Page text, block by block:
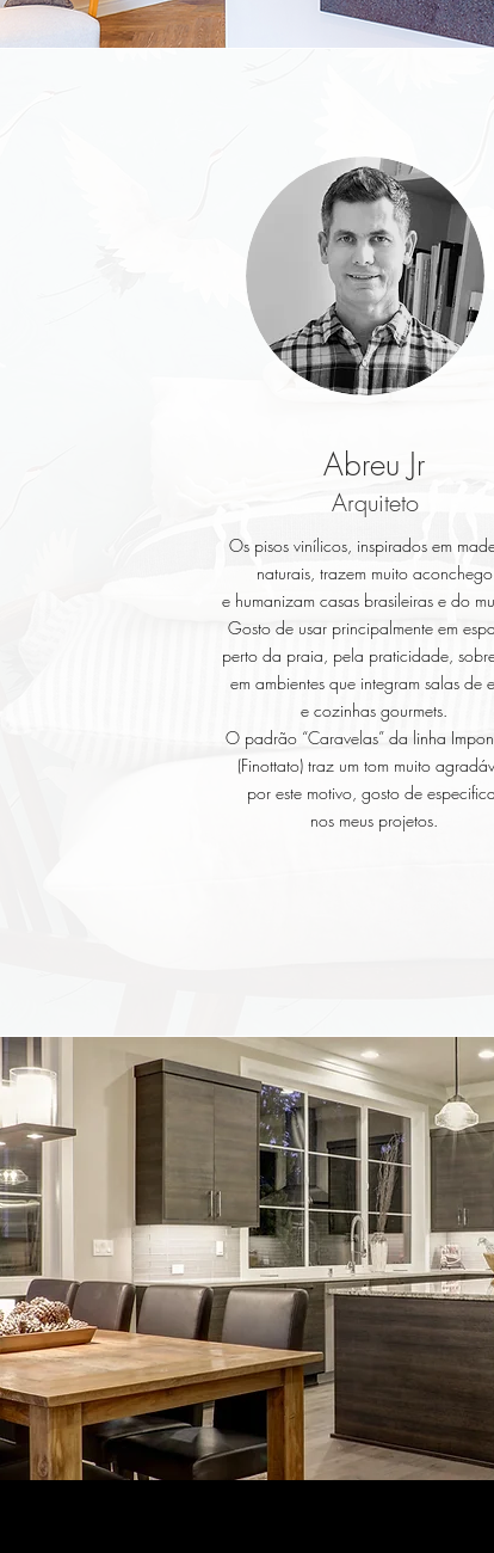
Abreu Jr
Arquiteto
Os pisos vinílicos, inspirados em
naturais, trazem muito aconchego
e humanizam casas brasileiras e do
Gosto de usar principalmente em
perto da praia, pela praticidade,
em ambientes que integram salas de
e cozinhas gourmets.
O padrão “Caravelas” da linha
(Finottato) traz um tom muito
por este motivo, gosto de
nos meus projetos.